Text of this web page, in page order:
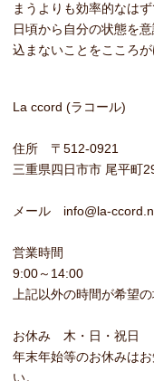
まうよりも効率的なはず
日頃から自分の状態を
込まないことをこころが
La ccord (ラコール)
住所 〒512-0921
三重県四日市市 尾平町
メール info@la-
営業時間
9:00～14:00
上記以外の時間が希望
お休み 木・日・祝日
年末年始等のお休みは
い。